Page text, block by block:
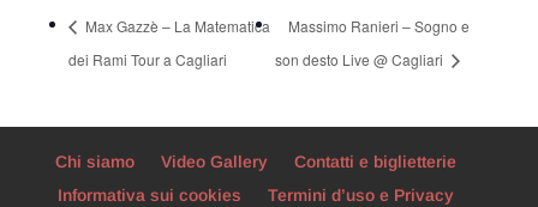
Max Gazzè – La Matematica
dei Rami Tour a Cagliari
Massimo Ranieri – Sogno e
son desto Live @ Cagliari
Chi siamo Video Gallery
Contatti e biglietterie
Informativa sui cookies
Termini d’uso e Privacy